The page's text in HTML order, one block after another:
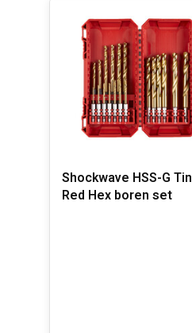
Shockwave HSS-G Tin
Red Hex boren set